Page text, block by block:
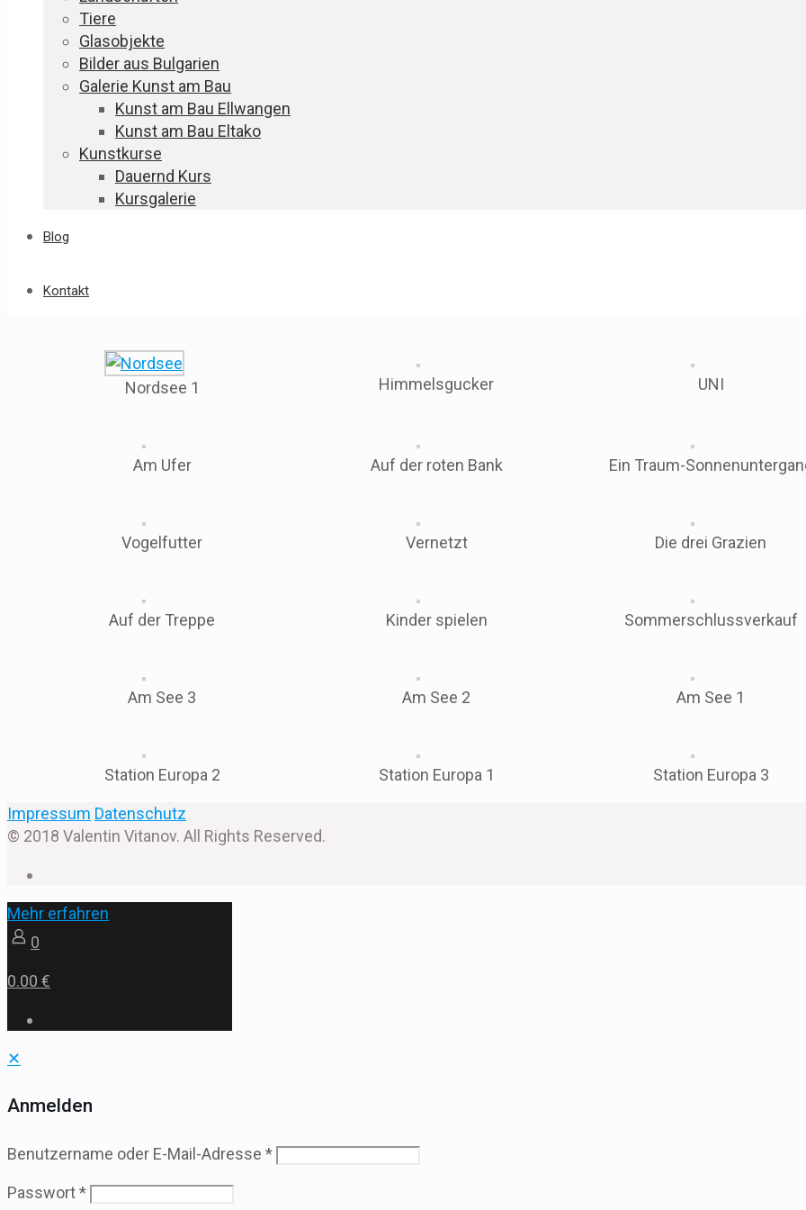
Tiere
Glasobjekte
Bilder aus Bulgarien
Galerie Kunst am Bau
Kunst am Bau Ellwangen
Kunst am Bau Eltako
Kunstkurse
Dauernd Kurs
Kursgalerie
Blog
Kontakt
Nordsee 1 Himmelsgucker UNI
Am Ufer Auf der roten Bank Ein Traum-
Vogelfutter Vernetzt Die drei Grazien
Auf der Treppe Kinder spielen Sommerschlussverkauf
Am See 3 Am See 2 Am See 1
Station Europa 2 Station Europa 1 Station Europa 3
Impressum Datenschutz
© 2018 Valentin Vitanov. All Rights Reserved.
Mehr erfahren
0
0.00 €
✕
Anmelden
Benutzername oder E-Mail-Adresse *
Passwort*